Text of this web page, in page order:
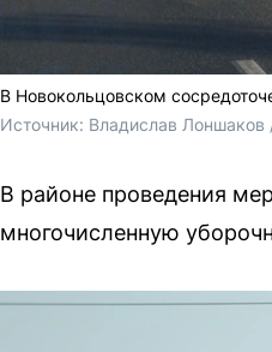
В Новокольцовском
Источник: Владислав Лоншаков
В районе проведения
многочисленную